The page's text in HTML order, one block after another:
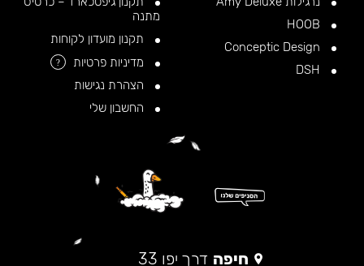
מתנה
תקנון מועדון לקוחות
מדיניות פרטיות
?
הצהרת נגישות
החשבון שלי
חיפה דרך יפו 33